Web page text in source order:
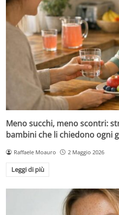
Meno succhi, meno scontri:
bambini che li chiedono ogni
Raffaele Moauro 2 Maggio 2026
Leggi di più